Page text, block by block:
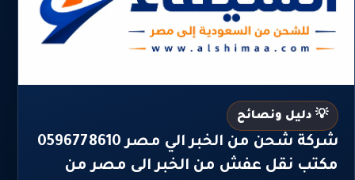
💡 دليل ونصائح
شركة شحن من الخبر الي مصر 0596778610
مكتب نقل عفش من الخبر الى مصر من